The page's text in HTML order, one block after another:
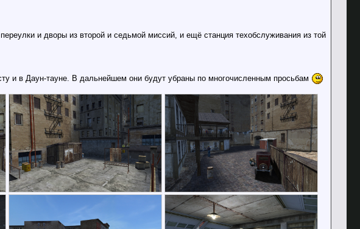
и дворы из второй и седьмой миссий, и ещё станция техобслуживания из той
и в Даун-тауне. В дальнейшем они будут убраны по многочисленным просьбам